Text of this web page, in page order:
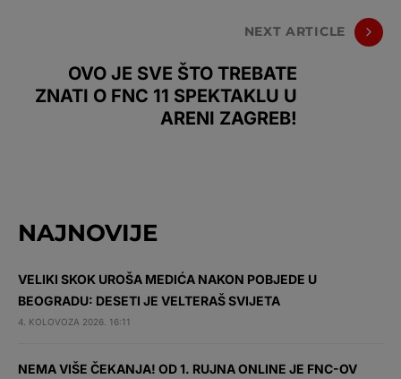
NEXT ARTICLE
OVO JE SVE ŠTO TREBATE
ZNATI O FNC 11 SPEKTAKLU U
ARENI ZAGREB!
NAJNOVIJE
VELIKI SKOK UROŠA MEDIĆA NAKON POBJEDE U
BEOGRADU: DESETI JE VELTERAŠ SVIJETA
4. KOLOVOZA 2026. 16:11
NEMA VIŠE ČEKANJA! OD 1. RUJNA ONLINE JE FNC-OV